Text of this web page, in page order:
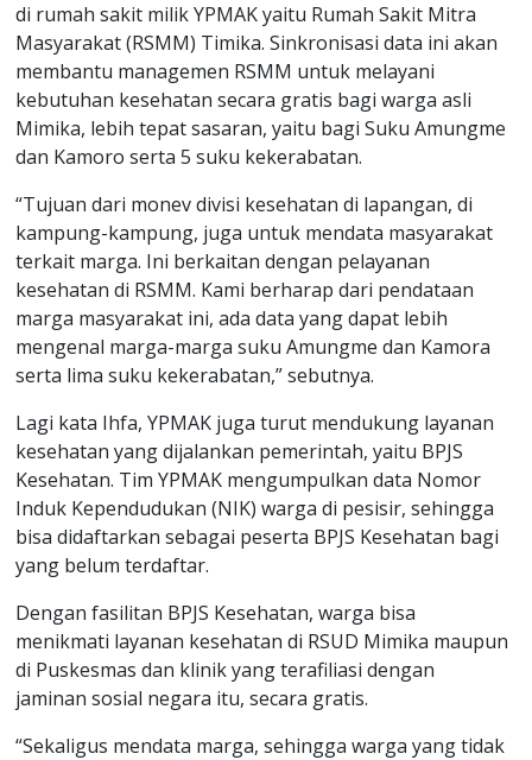
di rumah sakit milik YPMAK yaitu Rumah Sakit Mitra
Masyarakat (RSMM) Timika. Sinkronisasi data ini akan
membantu managemen RSMM untuk melayani
kebutuhan kesehatan secara gratis bagi warga asli
Mimika, lebih tepat sasaran, yaitu bagi Suku Amungme
dan Kamoro serta 5 suku kekerabatan.
“Tujuan dari monev divisi kesehatan di lapangan, di
kampung-kampung, juga untuk mendata masyarakat
terkait marga. Ini berkaitan dengan pelayanan
kesehatan di RSMM. Kami berharap dari pendataan
marga masyarakat ini, ada data yang dapat lebih
mengenal marga-marga suku Amungme dan Kamora
serta lima suku kekerabatan,” sebutnya.
Lagi kata Ihfa, YPMAK juga turut mendukung layanan
kesehatan yang dijalankan pemerintah, yaitu BPJS
Kesehatan. Tim YPMAK mengumpulkan data Nomor
Induk Kependudukan (NIK) warga di pesisir, sehingga
bisa didaftarkan sebagai peserta BPJS Kesehatan bagi
yang belum terdaftar.
Dengan fasilitan BPJS Kesehatan, warga bisa
menikmati layanan kesehatan di RSUD Mimika maupun
di Puskesmas dan klinik yang terafiliasi dengan
jaminan sosial negara itu, secara gratis.
“Sekaligus mendata marga, sehingga warga yang tidak